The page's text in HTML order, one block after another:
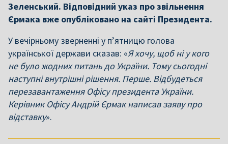
Зеленський. Відповідний указ про звільнення
Єрмака вже опубліковано на сайті Президента.
У вечірньому зверненні у п’ятницю голова
української держави сказав: «Я хочу, щоб ні у кого
не було жодних питань до України. Тому сьогодні
наступні внутрішні рішення. Перше. Відбудеться
перезавантаження Офісу президента України.
Керівник Офісу Андрій Єрмак написав заяву про
відставку».